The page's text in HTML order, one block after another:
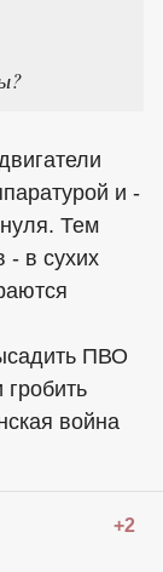
и -
Тем
- в сухих
ПВО
война
+2